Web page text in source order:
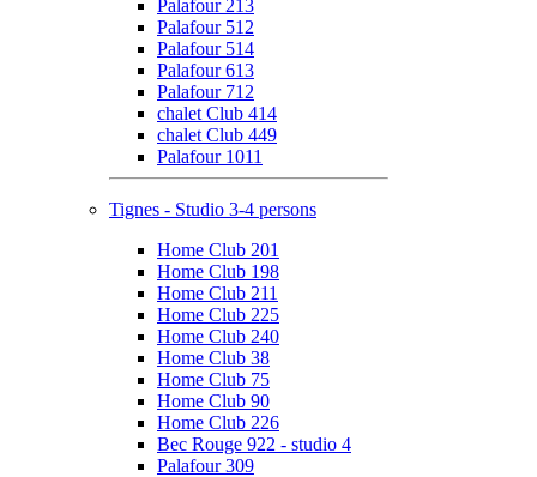
Palafour 213
Palafour 512
Palafour 514
Palafour 613
Palafour 712
chalet Club 414
chalet Club 449
Palafour 1011
Tignes - Studio 3-4 persons
Home Club 201
Home Club 198
Home Club 211
Home Club 225
Home Club 240
Home Club 38
Home Club 75
Home Club 90
Home Club 226
Bec Rouge 922 - studio 4
Palafour 309